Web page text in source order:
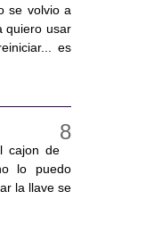
se volvio a
quiero usar
es
cajon de
lo puedo
la llave se